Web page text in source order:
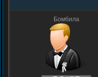
Бомбила